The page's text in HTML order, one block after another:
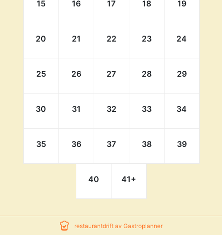
15 16 17 18 19
20 21 22 23 24
25 26 27 28 29
30 31 32 33 34
35 36 37 38 39
40 41+
restaurantdrift av Gastroplanner